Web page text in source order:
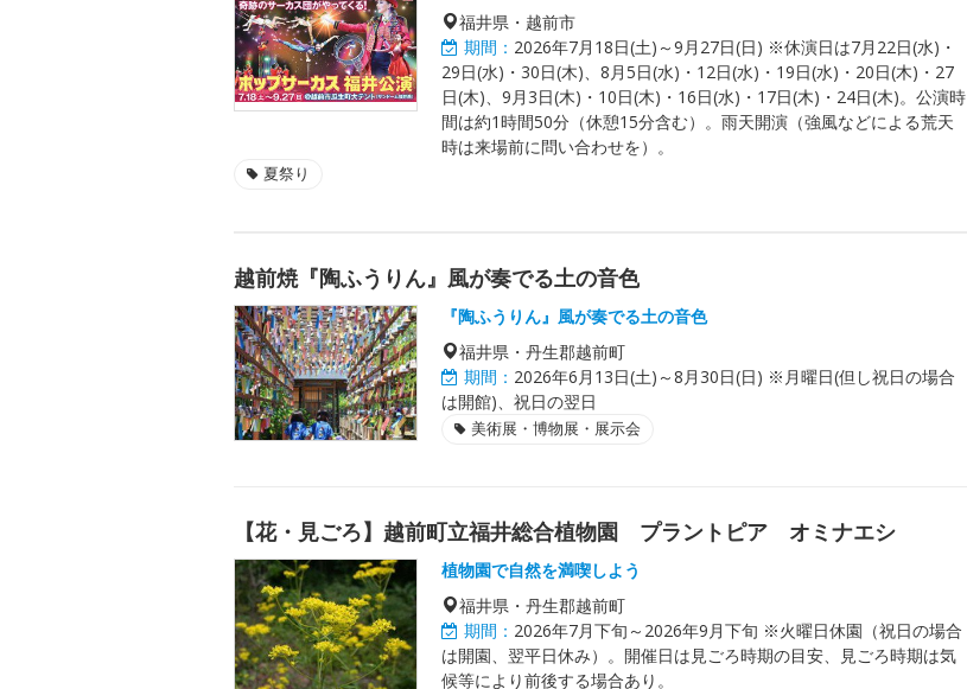
福井県・越前市
期間： 2026年7月18日(土)～9月27日(日) ※休演日は7月22日(水)・
29日(水)・30日(木)、8月5日(水)・12日(水)・19日(水)・20日(木)・27
日(木)、9月3日(木)・10日(木)・16日(水)・17日(木)・24日(木)。公演時
間は約1時間50分（休憩15分含む）。雨天開演（強風などによる荒天
時は来場前に問い合わせを）。
夏祭り
越前焼『陶ふうりん』風が奏でる土の音色
『陶ふうりん』風が奏でる土の音色
福井県・丹生郡越前町
期間： 2026年6月13日(土)～8月30日(日) ※月曜日(但し祝日の場合
は開館)、祝日の翌日
美術展・博物展・展示会
【花・見ごろ】越前町立福井総合植物園 プラントピア オミナエシ
植物園で自然を満喫しよう
福井県・丹生郡越前町
期間： 2026年7月下旬～2026年9月下旬 ※火曜日休園（祝日の場合
は開園、翌平日休み）。開催日は見ごろ時期の目安、見ごろ時期は気
候等により前後する場合あり。